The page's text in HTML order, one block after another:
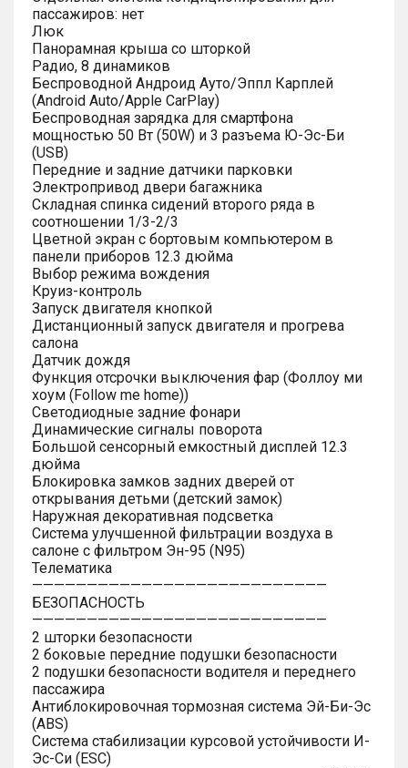
пассажиров: нет
Люк
Панорамная крыша со шторкой
Радио, 8 динамиков
Беспроводной Андроид Ауто/Эппл Карплей
(Android Auto/Apple CarPlay)
Беспроводная зарядка для смартфона
мощностью 50 Вт (50W) и 3 разъема Ю-Эс-Би
(USB)
Передние и задние датчики парковки
Электропривод двери багажника
Складная спинка сидений второго ряда в
соотношении 1/3-2/3
Цветной экран с бортовым компьютером в
панели приборов 12.3 дюйма
Выбор режима вождения
Круиз-контроль
Запуск двигателя кнопкой
Дистанционный запуск двигателя и прогрева
салона
Датчик дождя
Функция отсрочки выключения фар (Фоллоу ми
хоум (Follow me home))
Светодиодные задние фонари
Динамические сигналы поворота
Большой сенсорный емкостный дисплей 12.3
дюйма
Блокировка замков задних дверей от
открывания детьми (детский замок)
Наружная декоративная подсветка
Система улучшенной фильтрации воздуха в
салоне с фильтром Эн-95 (N95)
Телематика
———————————————————————————
БЕЗОПАСНОСТЬ
———————————————————————————
2 шторки безопасности
2 боковые передние подушки безопасности
2 подушки безопасности водителя и переднего
пассажира
Антиблокировочная тормозная система Эй-Би-Эс
(ABS)
Система стабилизации курсовой устойчивости И-
Эс-Си (ESC)